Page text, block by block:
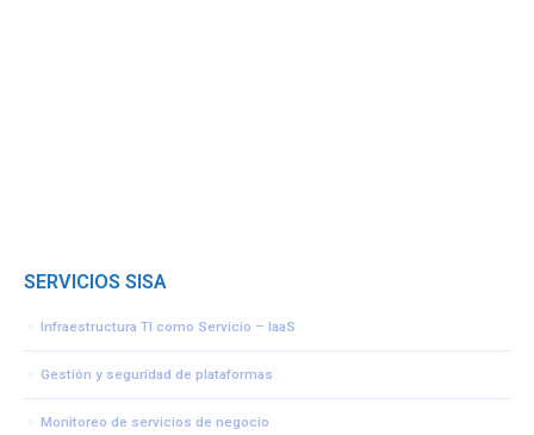
SERVICIOS SISA
Infraestructura TI como Servicio – IaaS
Gestión y seguridad de plataformas
Monitoreo de servicios de negocio